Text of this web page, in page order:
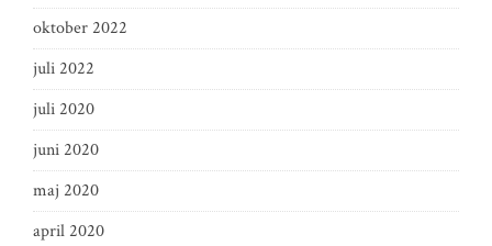
oktober 2022
juli 2022
juli 2020
juni 2020
maj 2020
april 2020